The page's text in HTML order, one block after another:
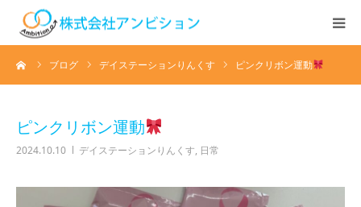
ブログ デイステーションりんくす ピンクリボン運動
ピンクリボン運動
2024.10.10 デイステーションりんくす, 日常
ホーム
サービス紹介